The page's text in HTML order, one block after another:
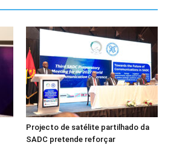
Projecto de satélite partilhado da
SADC pretende reforçar